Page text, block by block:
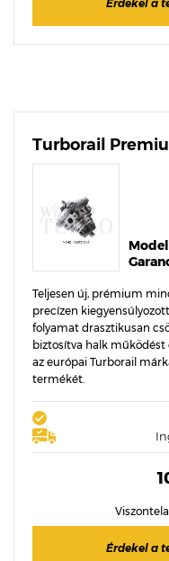
Érdekel a
Turborail
Teljesen új, prémium
precízen
folyamat drasztikusan
biztosítva halk működést
az európai Turborail
termékét.
Érdekel a